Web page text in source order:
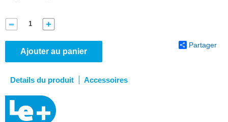
Ajouter au panier
Partager
Details du produit Accessoires